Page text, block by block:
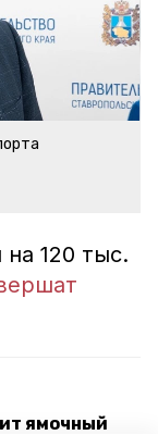
120 тыс.
ямочный